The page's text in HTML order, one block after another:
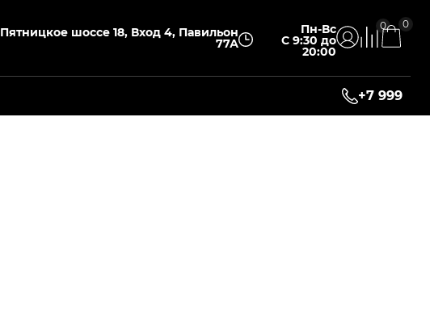
Пятницкое шоссе 18, Вход 4, Павильон
77А
Пн-Вс
С 9:30 до
20:00
0 0
+7 999